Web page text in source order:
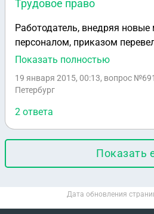
Трудовое право
Работодатель, внедряя
персоналом, приказом
новые условия труда: все
на неопределенный срок, на
раза. При этом какие-либо
трудовой функции и иные
предполагались. Каков порядок введения новых
Показать полностью
19 января 2015, 00:13, вопрос
Петербург
2 ответа
Показать
Дата обновления